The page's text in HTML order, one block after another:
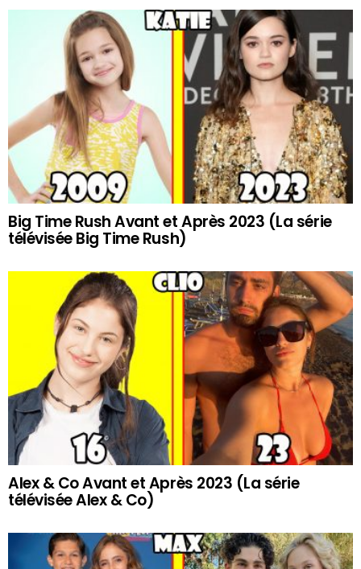
Big Time Rush Avant et Après 2023 (La série
télévisée Big Time Rush)
Alex & Co Avant et Après 2023 (La série
télévisée Alex & Co)